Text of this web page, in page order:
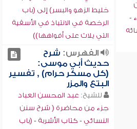
-
خليط الزهو والبسر) إلى (باب
الرخصة في الانتباذ في الأسقية
التي يلاث على أفواهها))
الفهرس: شرح
حديث أبي موسى:
(كل مسكر حرام) , تفسير
البتع والمزر
للشيخ: عبد المحسن العباد
جزء من محاضرة ( شرح سنن
النسائي - كتاب الأشربة - (باب